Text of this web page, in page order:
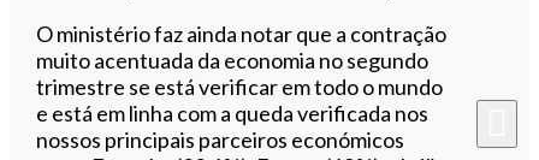
O ministério faz ainda notar que a contração
muito acentuada da economia no segundo
trimestre se está verificar em todo o mundo
e está em linha com a queda verificada nos
nossos principais parceiros económicos